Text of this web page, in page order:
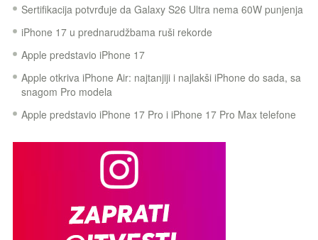
Sertifikacija potvrđuje da Galaxy S26 Ultra nema 60W punjenja
iPhone 17 u prednarudžbama ruši rekorde
Apple predstavio iPhone 17
Apple otkriva iPhone Air: najtanjiji i najlakši iPhone do sada, sa
snagom Pro modela
Apple predstavio iPhone 17 Pro i iPhone 17 Pro Max telefone